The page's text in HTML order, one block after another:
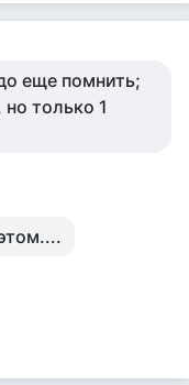
еще помнить;
но только 1